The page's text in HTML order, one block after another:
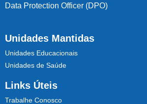
Data Protection Officer (DPO)
Unidades Mantidas
Unidades Educacionais
Unidades de Saúde
Links Úteis
Trabalhe Conosco